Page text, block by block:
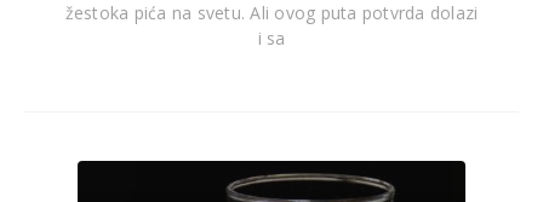
žestoka pića na svetu. Ali ovog puta potvrda dolazi
i sa